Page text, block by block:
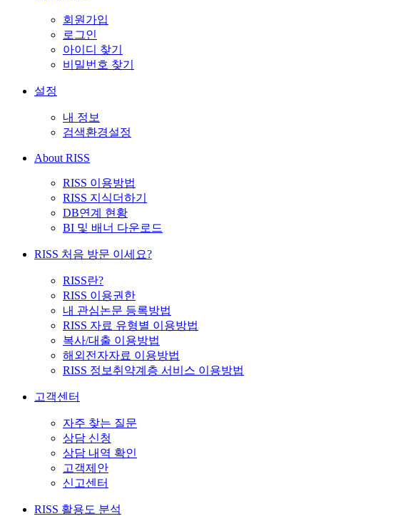
회원가입
로그인
아이디 찾기
비밀번호 찾기
설정
내 정보
검색환경설정
About RISS
RISS 이용방법
RISS 지식더하기
DB연계 현황
BI 및 배너 다운로드
RISS 처음 방문 이세요?
RISS란?
RISS 이용권한
내 관심논문 등록방법
RISS 자료 유형별 이용방법
복사/대출 이용방법
해외전자자료 이용방법
RISS 정보취약계층 서비스 이용방법
고객센터
자주 찾는 질문
상담 신청
상담 내역 확인
고객제안
신고센터
RISS 활용도 분석